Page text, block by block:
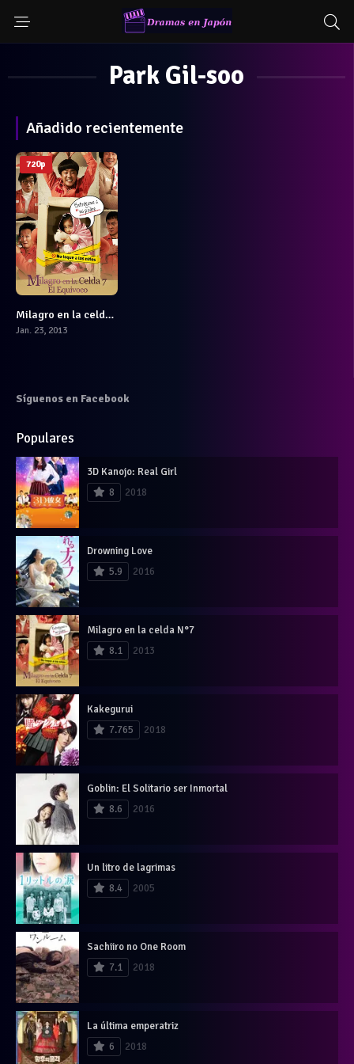
Park Gil-soo
Añadido recientemente
8.1
720p
Milagro en la celda N°7
Jan. 23, 2013
Síguenos en Facebook
Populares
3D Kanojo: Real Girl
8
2018
Drowning Love
5.9
2016
Milagro en la celda N°7
8.1
2013
Kakegurui
7.765
2018
Goblin: El Solitario ser Inmortal
8.6
2016
Un litro de lagrimas
8.4
2005
Sachiiro no One Room
7.1
2018
La última emperatriz
6
2018